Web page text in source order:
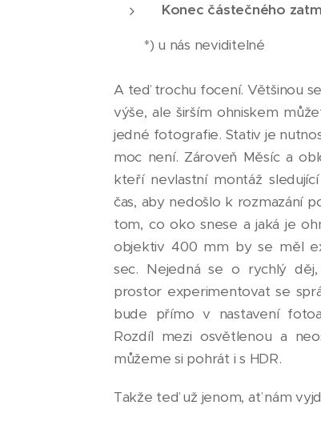
Konec částečného
*) u nás neviditelné
A teď trochu focení. Většinou
výše, ale širším ohniskem
jedné fotografie. Stativ je
moc není. Zároveň Měsíc a
kteří nevlastní montáž
čas, aby nedošlo k rozmazání
tom, co oko snese a jaká je
objektiv 400 mm by se měl
sec. Nejedná se o rychlý
prostor experimentovat se
bude přímo v nastavení
Rozdíl mezi osvětlenou a
můžeme si pohrát i s HDR.
Takže teď už jenom, ať nám